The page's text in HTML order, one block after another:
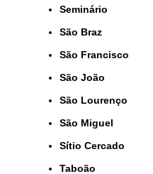
Seminário
São Braz
São Francisco
São João
São Lourenço
São Miguel
Sítio Cercado
Taboão